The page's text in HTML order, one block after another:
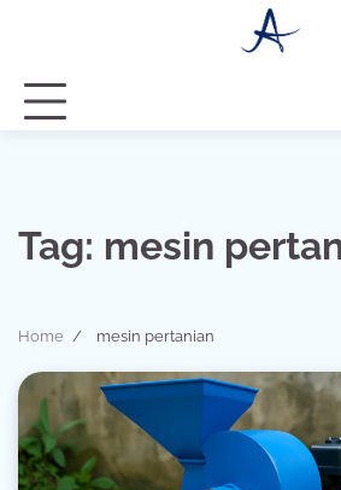
Tag: mesin
Home mesin pertanian